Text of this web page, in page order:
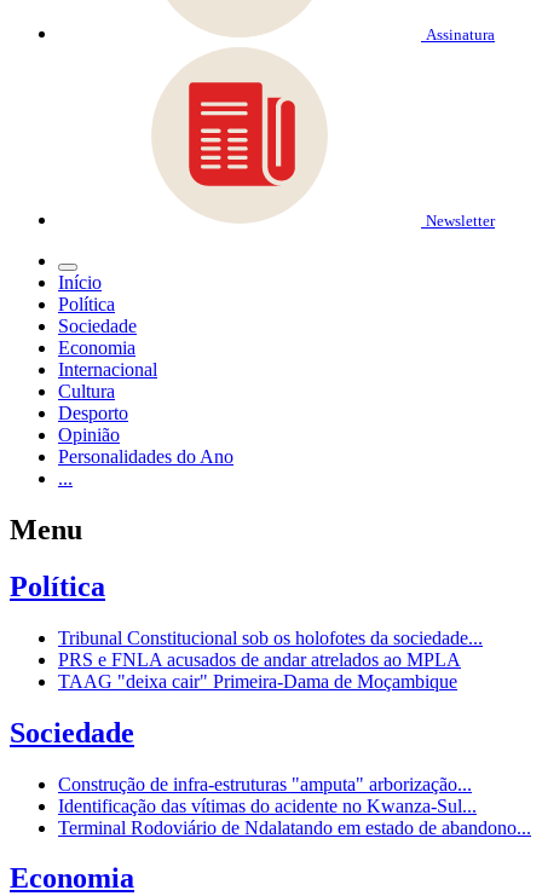
Assinatura
Newsletter
Início
Política
Sociedade
Economia
Internacional
Cultura
Desporto
Opinião
Personalidades do Ano
...
Menu
Política
Tribunal Constitucional sob os holofotes da sociedade...
PRS e FNLA acusados de andar atrelados ao MPLA
TAAG "deixa cair" Primeira-Dama de Moçambique
Sociedade
Construção de infra-estruturas "amputa" arborização...
Identificação das vítimas do acidente no Kwanza-Sul...
Terminal Rodoviário de Ndalatando em estado de abandono...
Economia